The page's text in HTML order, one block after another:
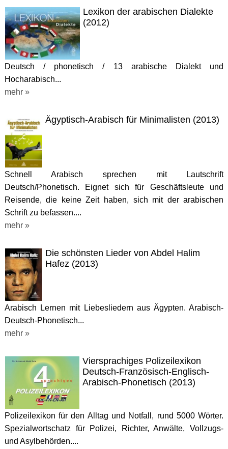
Lexikon der arabischen Dialekte
(2012)
Deutsch / phonetisch / 13 arabische Dialekt und
Hocharabisch...
mehr »
Ägyptisch-Arabisch für Minimalisten (2013)
Schnell Arabisch sprechen mit Lautschrift
Deutsch/Phonetisch. Eignet sich für Geschäftsleute und
Reisende, die keine Zeit haben, sich mit der arabischen
Schrift zu befassen....
mehr »
Die schönsten Lieder von Abdel Halim
Hafez (2013)
Arabisch Lernen mit Liebesliedern aus Ägypten. Arabisch-
Deutsch-Phonetisch...
mehr »
Viersprachiges Polizeilexikon
Deutsch-Französisch-Englisch-
Arabisch-Phonetisch (2013)
Polizeilexikon für den Alltag und Notfall, rund 5000 Wörter.
Spezialwortschatz für Polizei, Richter, Anwälte, Vollzugs-
und Asylbehörden....